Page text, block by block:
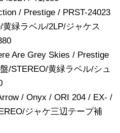
/ Prestige / PRST-24023
緑ラベル/2LP/ジャケス
Are Grey Skies / Prestige
/STEREO/黄緑ラベル/シュ
/ Onyx / ORI 204 / EX- /
ジャケ三辺テープ補